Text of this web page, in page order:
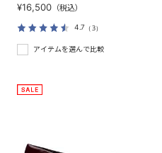
¥16,500 （税込）
4.7 （3）
アイテムを選んで比較